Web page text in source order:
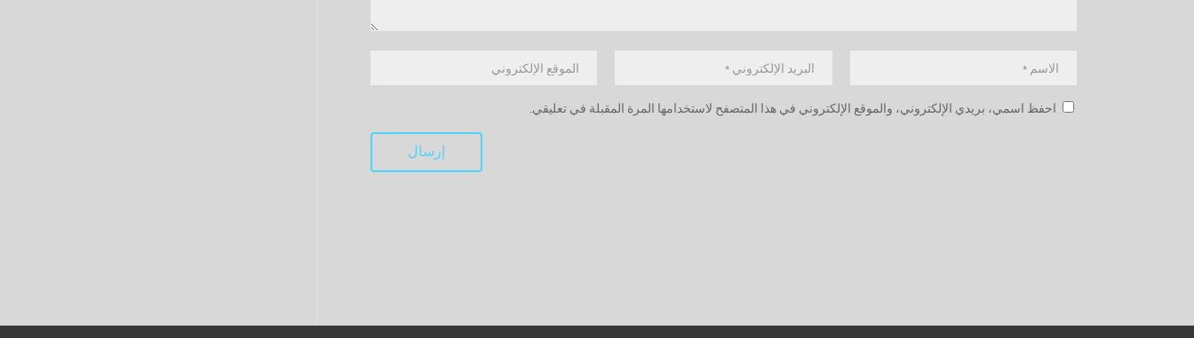
احفظ اسمي، بريدي الإلكتروني، والموقع الإلكتروني في هذا المتصفح لاستخدامها المرة المقبلة في تعليقي.